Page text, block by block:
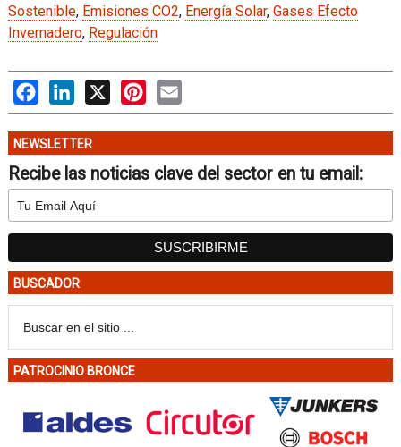
Sostenible, Emisiones CO2, Energía Solar, Gases Efecto
Invernadero, Regulación
FacebookLinkedIn
X PinterestEmail
NEWSLETTER
Recibe las noticias clave del sector en tu email:
BUSCADOR
PATROCINIO BRONCE